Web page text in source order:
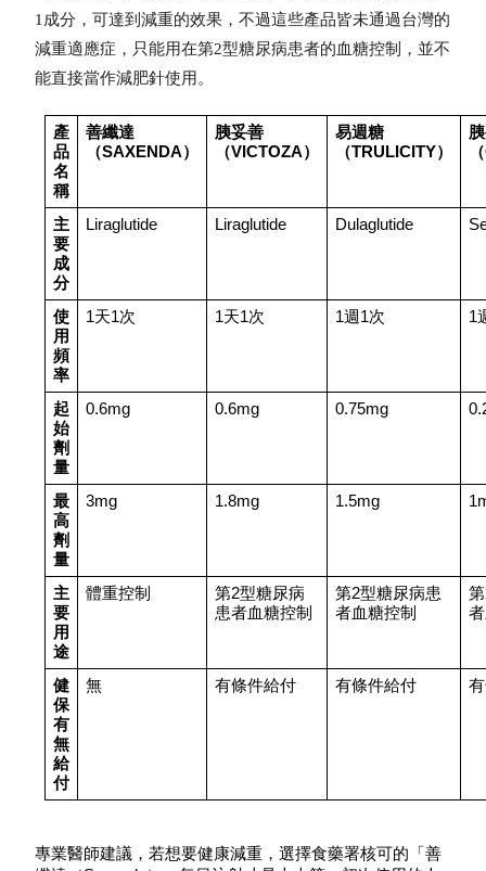
1成分，可達到減重的效果，不過這些產品皆未通過台灣的
減重適應症，只能用在第2型糖尿病患者的血糖控制，並不
能直接當作減肥針使用。
產
品
名
稱
善纖達
（SAXENDA）
胰妥善
（VICTOZA）
易週糖
（TRULICITY）
主
要
成
分
Liraglutide Liraglutide Dulaglutide
使
用
頻
率
1天1次 1天1次 1週1次 1
起
始
劑
量
0.6mg 0.6mg 0.75mg
最
高
劑
量
3mg 1.8mg 1.5mg
主
要
用
途
體重控制
第2型糖尿病
患者血糖控制
第2型糖尿病患
者血糖控制
健
保
有
無
給
付
無 有條件給付 有條件給付
專業醫師建議，若想要健康減重，選擇食藥署核可的「善